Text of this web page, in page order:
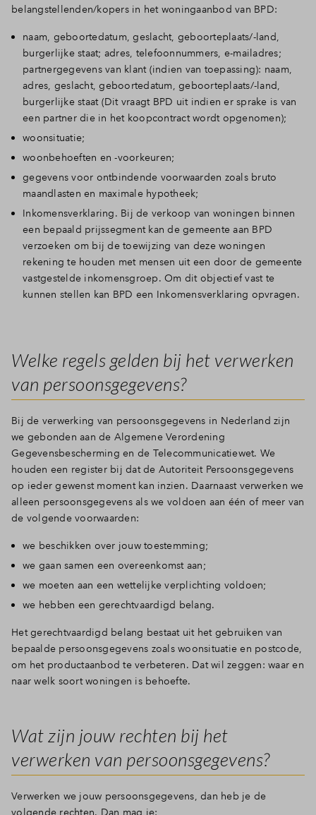
belangstellenden/kopers in het woningaanbod van BPD:
naam, geboortedatum, geslacht, geboorteplaats/-land,
burgerlijke staat; adres, telefoonnummers, e-mailadres;
partnergegevens van klant (indien van toepassing): naam,
adres, geslacht, geboortedatum, geboorteplaats/-land,
burgerlijke staat (Dit vraagt BPD uit indien er sprake is van
een partner die in het koopcontract wordt opgenomen);
woonsituatie;
woonbehoeften en -voorkeuren;
gegevens voor ontbindende voorwaarden zoals bruto
maandlasten en maximale hypotheek;
Inkomensverklaring. Bij de verkoop van woningen binnen
een bepaald prijssegment kan de gemeente aan BPD
verzoeken om bij de toewijzing van deze woningen
rekening te houden met mensen uit een door de gemeente
vastgestelde inkomensgroep. Om dit objectief vast te
kunnen stellen kan BPD een Inkomensverklaring opvragen.
Welke regels gelden bij het verwerken
van persoonsgegevens?
Bij de verwerking van persoonsgegevens in Nederland zijn
we gebonden aan de Algemene Verordening
Gegevensbescherming en de Telecommunicatiewet. We
houden een register bij dat de Autoriteit Persoonsgegevens
op ieder gewenst moment kan inzien. Daarnaast verwerken we
alleen persoonsgegevens als we voldoen aan één of meer van
de volgende voorwaarden:
we beschikken over jouw toestemming;
we gaan samen een overeenkomst aan;
we moeten aan een wettelijke verplichting voldoen;
we hebben een gerechtvaardigd belang.
Het gerechtvaardigd belang bestaat uit het gebruiken van
bepaalde persoonsgegevens zoals woonsituatie en postcode,
om het productaanbod te verbeteren. Dat wil zeggen: waar en
naar welk soort woningen is behoefte.
Wat zijn jouw rechten bij het
verwerken van persoonsgegevens?
Verwerken we jouw persoonsgegevens, dan heb je de
volgende rechten. Dan mag je: